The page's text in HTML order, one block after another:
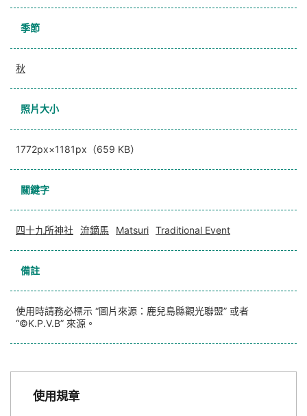
季節
秋
照片大小
1772px×1181px（659 KB）
關鍵字
四十九所神社 流鏑馬 Matsuri Traditional Event
備註
使用時請務必標示 “圖片來源：鹿兒島縣觀光聯盟” 或者
“©K.P.V.B” 來源。
使用規章